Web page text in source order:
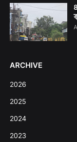
ARCHIVE
2026
2025
2024
2023